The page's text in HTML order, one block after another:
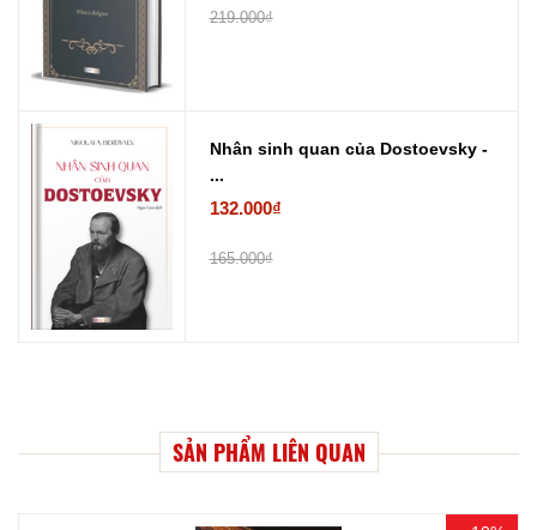
219.000₫
Nhân sinh quan của Dostoevsky -
...
132.000₫
165.000₫
SẢN PHẨM LIÊN QUAN